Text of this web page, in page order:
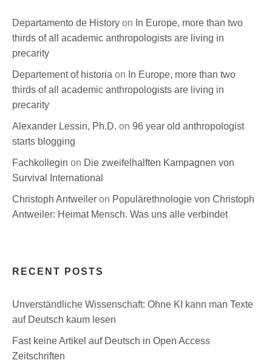
Departamento de History on In Europe, more than two
thirds of all academic anthropologists are living in
precarity
Departement of historia on In Europe, more than two
thirds of all academic anthropologists are living in
precarity
Alexander Lessin, Ph.D. on 96 year old anthropologist
starts blogging
Fachkollegin on Die zweifelhalften Kampagnen von
Survival International
Christoph Antweiler on Populärethnologie von Christoph
Antweiler: Heimat Mensch. Was uns alle verbindet
RECENT POSTS
Unverständliche Wissenschaft: Ohne KI kann man Texte
auf Deutsch kaum lesen
Fast keine Artikel auf Deutsch in Open Access
Zeitschriften